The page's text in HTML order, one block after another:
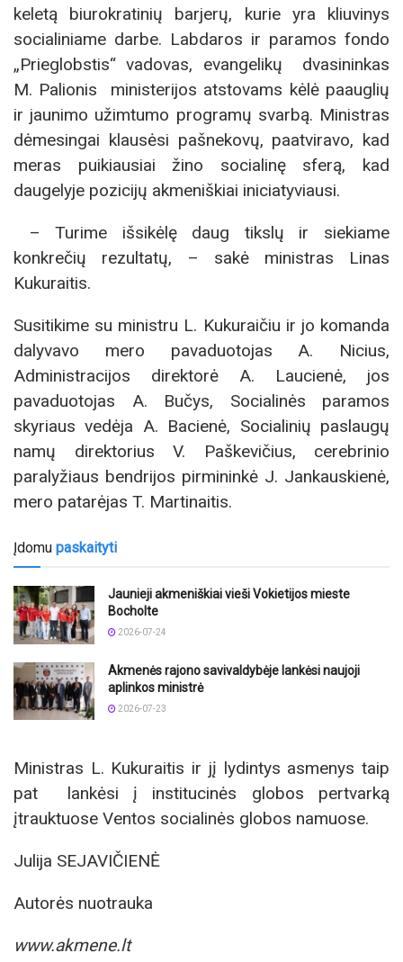
keletą biurokratinių barjerų, kurie yra kliuvinys
socialiniame darbe. Labdaros ir paramos fondo
„Prieglobstis“ vadovas, evangelikų dvasininkas
M. Palionis ministerijos atstovams kėlė paauglių
ir jaunimo užimtumo programų svarbą. Ministras
dėmesingai klausėsi pašnekovų, paatviravo, kad
meras puikiausiai žino socialinę sferą, kad
daugelyje pozicijų akmeniškiai iniciatyviausi.
– Turime išsikėlę daug tikslų ir siekiame
konkrečių rezultatų, – sakė ministras Linas
Kukuraitis.
Susitikime su ministru L. Kukuraičiu ir jo komanda
dalyvavo mero pavaduotojas A. Nicius,
Administracijos direktorė A. Laucienė, jos
pavaduotojas A. Bučys, Socialinės paramos
skyriaus vedėja A. Bacienė, Socialinių paslaugų
namų direktorius V. Paškevičius, cerebrinio
paralyžiaus bendrijos pirmininkė J. Jankauskienė,
mero patarėjas T. Martinaitis.
Įdomu paskaityti
Jaunieji akmeniškiai vieši Vokietijos mieste
Bocholte
2026-07-24
Akmenės rajono savivaldybėje lankėsi naujoji
aplinkos ministrė
2026-07-23
Ministras L. Kukuraitis ir jį lydintys asmenys taip
pat lankėsi į institucinės globos pertvarką
įtrauktuose Ventos socialinės globos namuose.
Julija SEJAVIČIENĖ
Autorės nuotrauka
www.akmene.lt